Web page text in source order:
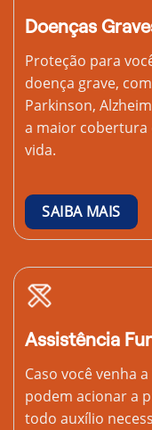
Doenças
Proteção para
doença grave,
Parkinson,
a maior cobertura
vida.
SAIBA MAIS
Assistência
Caso você venha
podem acionar a
todo auxílio